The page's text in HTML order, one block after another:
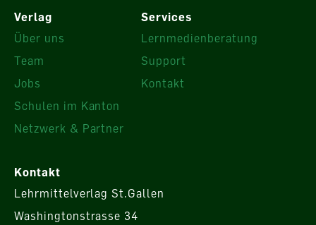
Verlag
Über uns
Team
Jobs
Schulen im Kanton
Netzwerk & Partner
Services
Lernmedienberatung
Support
Kontakt
Kontakt
Lehrmittelverlag St.Gallen
Washingtonstrasse 34